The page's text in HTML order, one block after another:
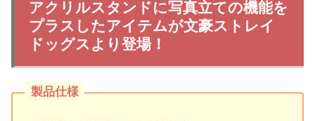
アクリルスタンドに写真立ての機能を
プラスしたアイテムが文豪ストレイ
ドッグスより登場！